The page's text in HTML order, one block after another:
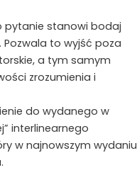
pytanie stanowi bodaj
to wyjść poza
a tym samym
zrozumienia i
do wydanego w
interlinearnego
w najnowszym wydaniu